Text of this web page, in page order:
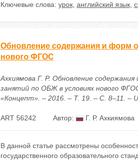
Ключевые слова: урок, английский язык,
Обновление содержания и форм
нового ФГОС
Ахкиямова Г. Р. Обновление
занятий по ОБЖ в условиях нового
«Концепт». – 2016. – Т. 19. – С. 8–11. –
ART 56242 Автор: Г. Р. Ахкиямова
В данной статье рассмотрены
государственного образовательного